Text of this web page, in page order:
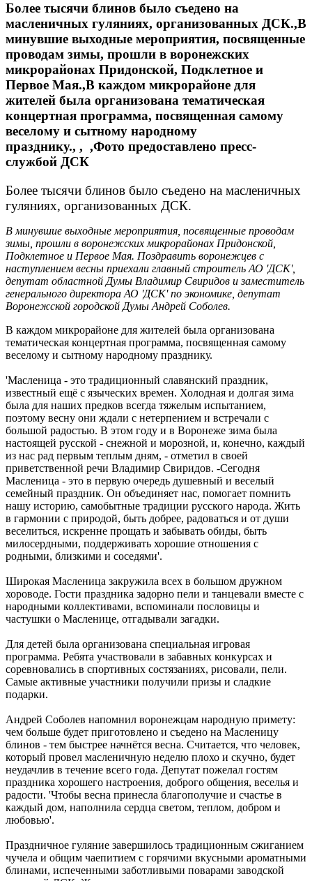
Более тысячи блинов было съедено на
масленичных гуляниях, организованных ДСК.,В
минувшие выходные мероприятия, посвященные
проводам зимы, прошли в воронежских
микрорайонах Придонской, Подклетное и
Первое Мая.,В каждом микрорайоне для
жителей была организована тематическая
концертная программа, посвященная самому
веселому и сытному народному
празднику., , ,Фото предоставлено пресс-
службой ДСК
Более тысячи блинов было съедено на масленичных
гуляниях, организованных ДСК.
В минувшие выходные мероприятия, посвященные проводам
зимы, прошли в воронежских микрорайонах Придонской,
Подклетное и Первое Мая. Поздравить воронежцев с
наступлением весны приехали главный строитель АО 'ДСК',
депутат областной Думы Владимир Свиридов и заместитель
генерального директора АО 'ДСК' по экономике, депутат
Воронежской городской Думы Андрей Соболев.
В каждом микрорайоне для жителей была организована
тематическая концертная программа, посвященная самому
веселому и сытному народному празднику.
'Масленица - это традиционный славянский праздник,
известный ещё с языческих времен. Холодная и долгая зима
была для наших предков всегда тяжелым испытанием,
поэтому весну они ждали с нетерпением и встречали с
большой радостью. В этом году и в Воронеже зима была
настоящей русской - снежной и морозной, и, конечно, каждый
из нас рад первым теплым дням, - отметил в своей
приветственной речи Владимир Свиридов. -Сегодня
Масленица - это в первую очередь душевный и веселый
семейный праздник. Он объединяет нас, помогает помнить
нашу историю, самобытные традиции русского народа. Жить
в гармонии с природой, быть добрее, радоваться и от души
веселиться, искренне прощать и забывать обиды, быть
милосердными, поддерживать хорошие отношения с
родными, близкими и соседями'.
Широкая Масленица закружила всех в большом дружном
хороводе. Гости праздника задорно пели и танцевали вместе с
народными коллективами, вспоминали пословицы и
частушки о Масленице, отгадывали загадки.
Для детей была организована специальная игровая
программа. Ребята участвовали в забавных конкурсах и
соревновались в спортивных состязаниях, рисовали, пели.
Самые активные участники получили призы и сладкие
подарки.
Андрей Соболев напомнил воронежцам народную примету:
чем больше будет приготовлено и съедено на Масленицу
блинов - тем быстрее начнётся весна. Считается, что человек,
который провел масленичную неделю плохо и скучно, будет
неудачлив в течение всего года. Депутат пожелал гостям
праздника хорошего настроения, доброго общения, веселья и
радости. 'Чтобы весна принесла благополучие и счастье в
каждый дом, наполнила сердца светом, теплом, добром и
любовью'.
Праздничное гуляние завершилось традиционным сжиганием
чучела и общим чаепитием с горячими вкусными ароматными
блинами, испеченными заботливыми поварами заводской